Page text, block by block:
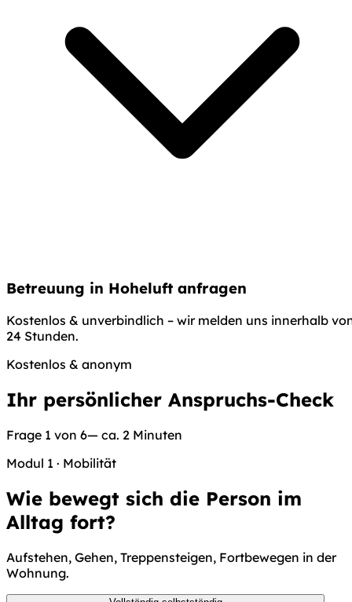
Betreuung in Hoheluft anfragen
Kostenlos & unverbindlich – wir melden uns innerhalb
24 Stunden.
Kostenlos & anonym
Ihr persönlicher Anspruchs-Check
Frage 1 von 6— ca. 2 Minuten
Modul 1 · Mobilität
Wie bewegt sich die Person im
Alltag fort?
Aufstehen, Gehen, Treppensteigen, Fortbewegen in der
Wohnung.